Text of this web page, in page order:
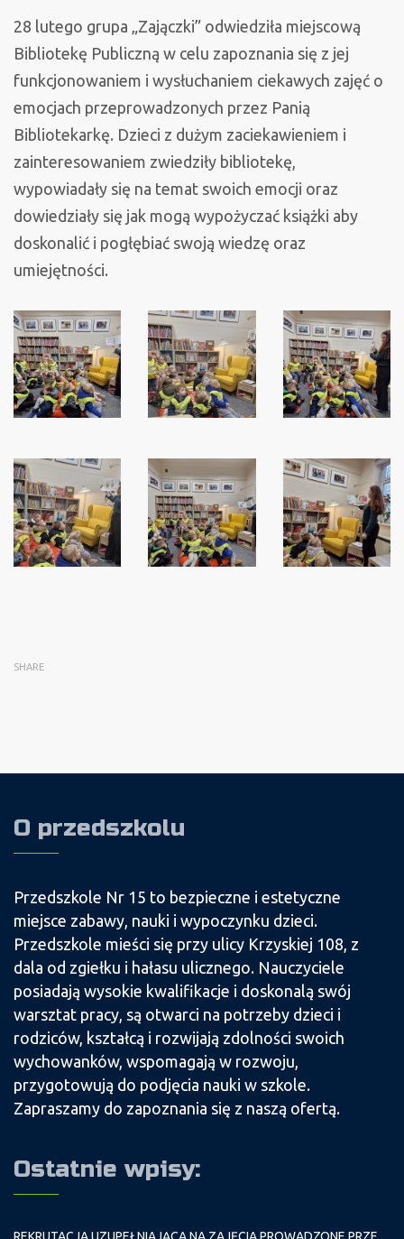
bibliotece
28 lutego grupa „Zajączki” odwiedziła miejscową
Bibliotekę Publiczną w celu zapoznania się z jej
funkcjonowaniem i wysłuchaniem ciekawych zajęć o
emocjach przeprowadzonych przez Panią
Bibliotekarkę. Dzieci z dużym zaciekawieniem i
zainteresowaniem zwiedziły bibliotekę,
wypowiadały się na temat swoich emocji oraz
dowiedziały się jak mogą wypożyczać książki aby
doskonalić i pogłębiać swoją wiedzę oraz
umiejętności.
SHARE
O przedszkolu
Przedszkole Nr 15 to bezpieczne i estetyczne
miejsce zabawy, nauki i wypoczynku dzieci.
Przedszkole mieści się przy ulicy Krzyskiej 108, z
dala od zgiełku i hałasu ulicznego. Nauczyciele
posiadają wysokie kwalifikacje i doskonalą swój
warsztat pracy, są otwarci na potrzeby dzieci i
rodziców, kształcą i rozwijają zdolności swoich
wychowanków, wspomagają w rozwoju,
przygotowują do podjęcia nauki w szkole.
Zapraszamy do zapoznania się z naszą ofertą.
Ostatnie wpisy:
REKRUTACJA UZUPEŁNIAJĄCA NA ZAJĘCIA PROWADZONE PRZEZ PAŁAC MŁODZIEŻY W ROKU SZKOLNYM 2026/2027